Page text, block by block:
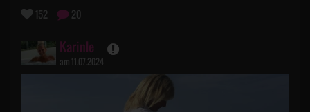
152 20
Karinle
am 11.07.2024